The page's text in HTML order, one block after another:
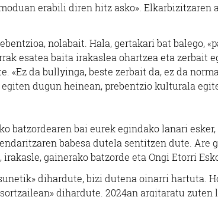
erabili diren hitz asko». Elkarbizitzaren
nolabait. Hala, gertakari bat balego,
esatea baita irakaslea ohartzea eta zerbait
«Ez da bullyinga, beste zerbait da, ez da
dugun heinean, prebentzio kulturala
batzordearen bai eurek egindako lanari
babesa dutela sentitzen dute. Are
gainerako batzorde eta Ongi Etorri
dihardute, bizi dutena oinarri hartuta.
dihardute. 2024an argitaratu zuten